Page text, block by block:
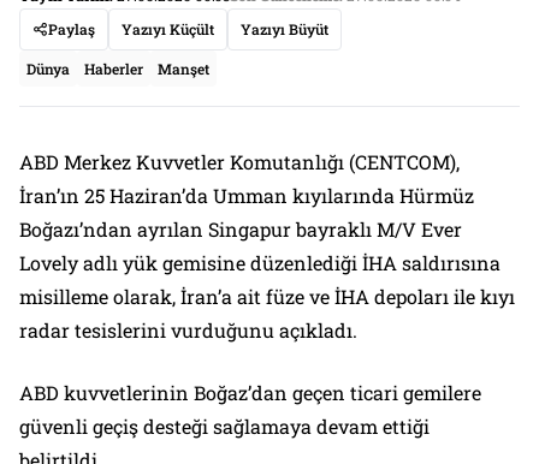
Paylaş
Yazıyı Küçült Yazıyı Büyüt
Dünya Haberler Manşet
ABD Merkez Kuvvetler Komutanlığı (CENTCOM),
İran’ın 25 Haziran’da Umman kıyılarında Hürmüz
Boğazı’ndan ayrılan Singapur bayraklı M/V Ever
Lovely adlı yük gemisine düzenlediği İHA saldırısına
misilleme olarak, İran’a ait füze ve İHA depoları ile kıyı
radar tesislerini vurduğunu açıkladı.
ABD kuvvetlerinin Boğaz’dan geçen ticari gemilere
güvenli geçiş desteği sağlamaya devam ettiği